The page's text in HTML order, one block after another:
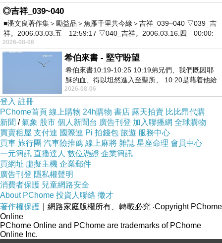
◎吉祥_039~040
■潘文良著作集＞勵益品＞魚雁千里共今緣＞吉祥_039~040 ▽039_吉
祥。2006.03.03.五 12:59:17 ▽040_吉祥。2006.03.16.四 00:00:
2026-08-06
希伯來書 - 堅守盼望
希伯來書10:19-10:25 10:19弟兄們、我們既因耶
穌的血、得以坦然進入至聖所、 10:20是藉着他給
我們開了一條又新又活的路從幔子經過
2026-08-06
登入 註冊
PChome首頁 線上購物 24h購物 書店 露天拍賣 比比昂代購
新聞 /氣象 股市 個人新聞台 廣告刊登 加入聯播網 全球購物
買賣租屋 支付連 國際連 Pi 拍錢包 旅遊 服務中心
買車 旅行團 汽車險推薦 線上麻將 雜誌 星座命理 會員中心
一元簡訊 直播達人 數位憑證 企業簡訊
買網址 虛擬主機 企業郵件
廣告刊登 隱私權聲明
消費者保護 兒童網路安全
About PChome 投資人聯絡 徵才
著作權保護 ｜網路家庭版權所有、轉載必究 ‧Copyright PChome
Online
PChome Online and PChome are trademarks of PChome
Online Inc.